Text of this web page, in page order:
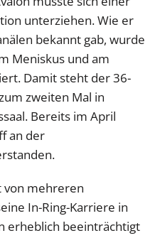
unterziehen. Wie er
bekannt gab, wurde
Meniskus und am
Damit steht der 36-
zweiten Mal in
Bereits im April
an der
von mehreren
In-Ring-Karriere in
erheblich beeinträchtigt